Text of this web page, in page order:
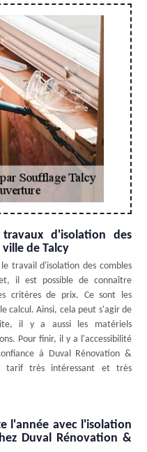
d'isolation des
de Talcy
travail d'isolation des combles
il est possible de connaître
critères de prix. Ce sont les
calcul. Ainsi, cela peut s'agir de
il y a aussi les matériels
Pour finir, il y a l'accessibilité
à Duval Rénovation &
tarif très intéressant et très
l'année avec l'isolation
Duval Rénovation &